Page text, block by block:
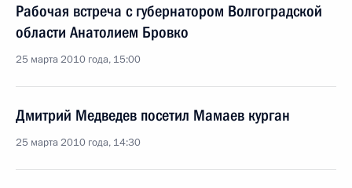
Рабочая встреча с губернатором Волгоградской
области Анатолием Бровко
25 марта 2010 года, 15:00
Дмитрий Медведев посетил Мамаев курган
25 марта 2010 года, 14:30